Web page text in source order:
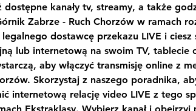
dostępne kanały tv, streamy, a także
Zabrze - Ruch Chorzów w ramach
dostawcę przekazu LIVE i ciesz
lub internetową na swoim TV, tablecie
aby włączyć transmisję online z
Skorzystaj z naszego poradnika,
internetową relację video LIVE z tego